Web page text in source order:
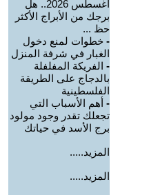
اغسطس 2026.. هل
برجك من الأبراج الأكثر
حظ ...
- خطوات لمنع دخول
الغبار في شرفة المنزل
- الفريكة المفلفلة
بالدجاج على الطريقة
الفلسطينية
- أهم الأسباب التي
تجعلك تقدر وجود مولود
برج الأسد في حياتك
المزيد.....
المزيد.....